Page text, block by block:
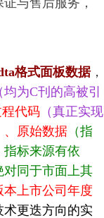
格式面板数据，
均为C刊的高被引
代码 （真正实现
、原始数据 （指
标来源有依
同于市面上其
本上市公司年度
更迭方向的实